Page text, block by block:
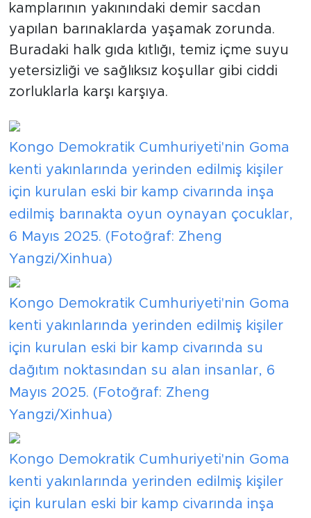
kamplarının yakınındaki demir sacdan
yapılan barınaklarda yaşamak zorunda.
Buradaki halk gıda kıtlığı, temiz içme suyu
yetersizliği ve sağlıksız koşullar gibi ciddi
zorluklarla karşı karşıya.
Kongo Demokratik Cumhuriyeti'nin Goma
kenti yakınlarında yerinden edilmiş kişiler
için kurulan eski bir kamp civarında inşa
edilmiş barınakta oyun oynayan çocuklar,
6 Mayıs 2025. (Fotoğraf: Zheng
Yangzi/Xinhua)
Kongo Demokratik Cumhuriyeti'nin Goma
kenti yakınlarında yerinden edilmiş kişiler
için kurulan eski bir kamp civarında su
dağıtım noktasından su alan insanlar, 6
Mayıs 2025. (Fotoğraf: Zheng
Yangzi/Xinhua)
Kongo Demokratik Cumhuriyeti'nin Goma
kenti yakınlarında yerinden edilmiş kişiler
için kurulan eski bir kamp civarında inşa